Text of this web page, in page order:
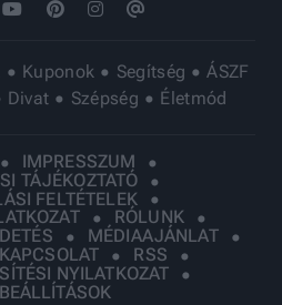
Kuponok Segítség
ÁSZF
Divat Szépség Életmód
IMPRESSZUM
TÁJÉKOZTATÓ
FELTÉTELEK
RÓLUNK
MÉDIAAJÁNLAT
KAPCSOLAT
RSS
NYILATKOZAT